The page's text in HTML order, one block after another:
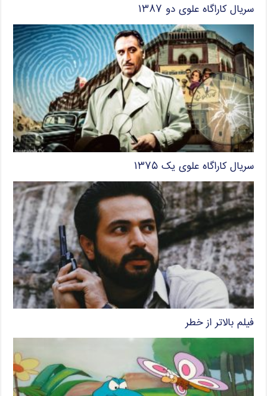
سریال کاراگاه علوی دو ۱۳۸۷
سریال کاراگاه علوی یک ۱۳۷۵
فیلم بالاتر از خطر